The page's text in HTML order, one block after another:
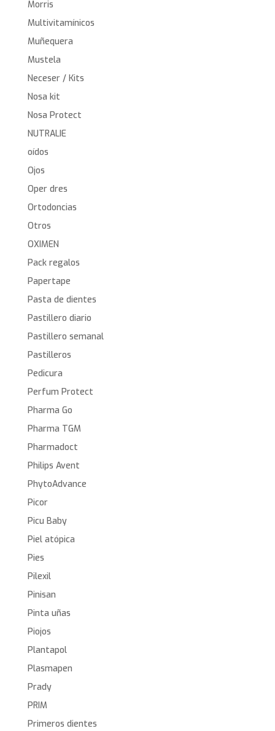
Morris
Multivitamínicos
Muñequera
Mustela
Neceser / Kits
Nosa kit
Nosa Protect
NUTRALIE
oídos
Ojos
Oper dres
Ortodoncias
Otros
OXIMEN
Pack regalos
Papertape
Pasta de dientes
Pastillero diario
Pastillero semanal
Pastilleros
Pedicura
Perfum Protect
Pharma Go
Pharma TGM
Pharmadoct
Philips Avent
PhytoAdvance
Picor
Picu Baby
Piel atópica
Pies
Pilexil
Pinisan
Pinta uñas
Piojos
Plantapol
Plasmapen
Prady
PRIM
Primeros dientes